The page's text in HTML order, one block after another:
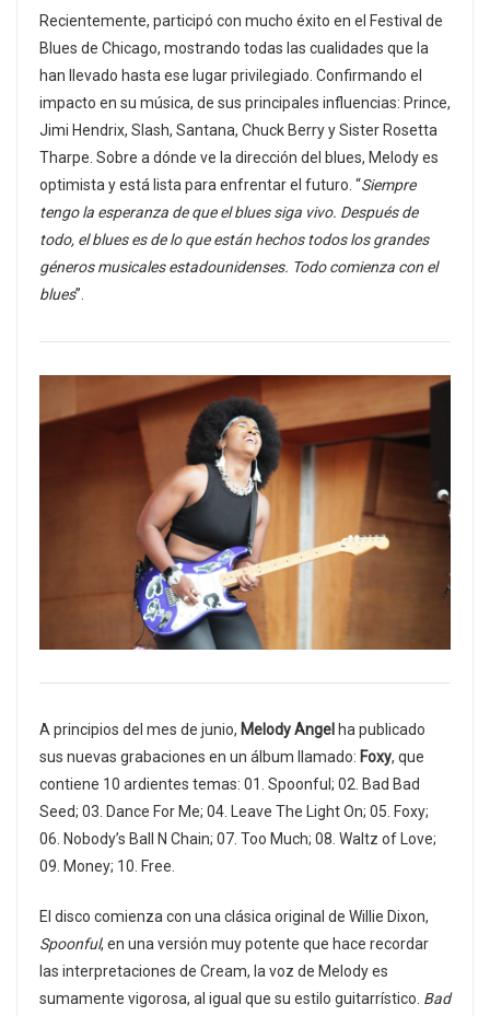
Recientemente, participó con mucho éxito en el Festival de
Blues de Chicago, mostrando todas las cualidades que la
han llevado hasta ese lugar privilegiado. Confirmando el
impacto en su música, de sus principales influencias: Prince,
Jimi Hendrix, Slash, Santana, Chuck Berry y Sister Rosetta
Tharpe. Sobre a dónde ve la dirección del blues, Melody es
optimista y está lista para enfrentar el futuro. “Siempre
tengo la esperanza de que el blues siga vivo. Después de
todo, el blues es de lo que están hechos todos los grandes
géneros musicales estadounidenses. Todo comienza con el
blues”.
A principios del mes de junio, Melody Angel ha publicado
sus nuevas grabaciones en un álbum llamado: Foxy, que
contiene 10 ardientes temas: 01. Spoonful; 02. Bad Bad
Seed; 03. Dance For Me; 04. Leave The Light On; 05. Foxy;
06. Nobody’s Ball N Chain; 07. Too Much; 08. Waltz of Love;
09. Money; 10. Free.
El disco comienza con una clásica original de Willie Dixon,
Spoonful, en una versión muy potente que hace recordar
las interpretaciones de Cream, la voz de Melody es
sumamente vigorosa, al igual que su estilo guitarrístico. Bad